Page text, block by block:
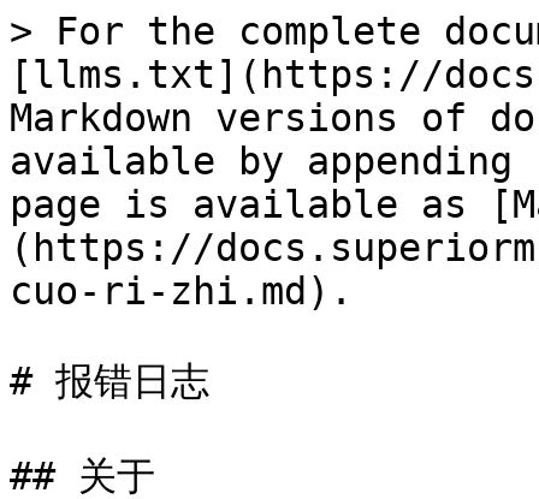
> For the complete
[llms.txt](https://
Markdown versions of
available by
page is available as
(https://
cuo-ri-zhi.md).
# 报错日志
## 关于